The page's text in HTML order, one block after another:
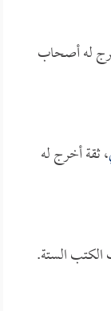
له أصحاب
، ثقة أخرج له
الستة.